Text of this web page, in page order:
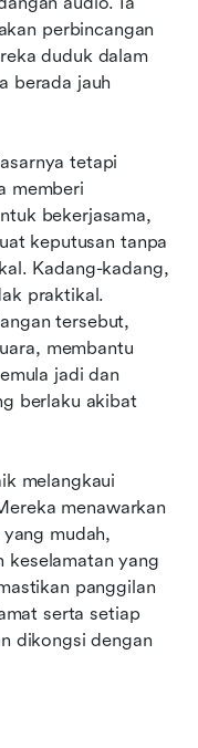
perbincangan
duduk dalam
berada jauh
tetapi
memberi
bekerjasama,
keputusan tanpa
Kadang-kadang,
praktikal.
tersebut,
membantu
jadi dan
berlaku akibat
melangkaui
menawarkan
mudah,
keselamatan yang
panggilan
serta setiap
dikongsi dengan